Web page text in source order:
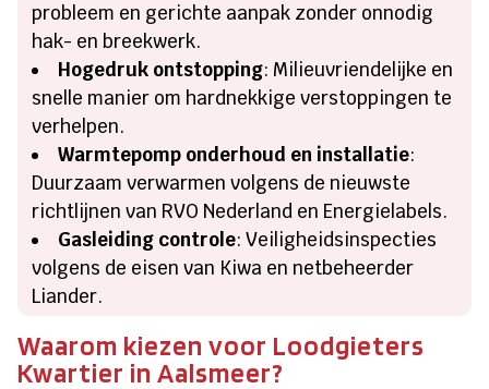
probleem en gerichte aanpak zonder onnodig
hak- en breekwerk.
Hogedruk ontstopping: Milieuvriendelijke en
snelle manier om hardnekkige verstoppingen te
verhelpen.
Warmtepomp onderhoud en installatie:
Duurzaam verwarmen volgens de nieuwste
richtlijnen van RVO Nederland en Energielabels.
Gasleiding controle: Veiligheidsinspecties
volgens de eisen van Kiwa en netbeheerder
Liander.
Waarom kiezen voor Loodgieters
Kwartier in Aalsmeer?